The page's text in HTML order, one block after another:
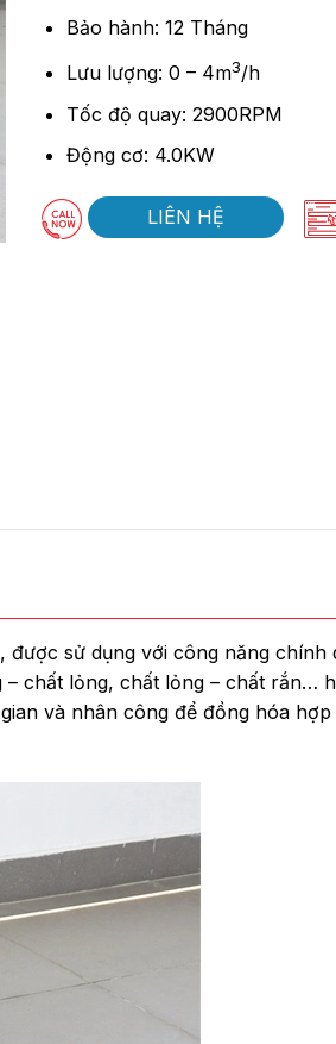
Bảo hành: 12 Tháng
Lưu lượng: 0 – 4m3/h
Tốc độ quay: 2900RPM
Động cơ: 4.0KW
LIÊN HỆ
sử dụng với công năng chính
chất lỏng, chất lỏng – chất rắn…
và nhân công để đồng hóa